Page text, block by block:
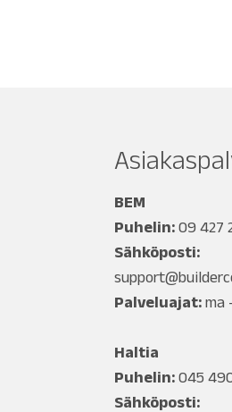
BEM
Puhelin: 09 427
Sähköposti:
Palveluajat: ma
Haltia
Puhelin: 045
Sähköposti: